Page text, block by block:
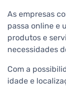
As empresas
passa online e
produtos e
necessidades
Com a
idade e